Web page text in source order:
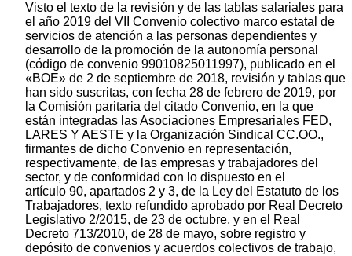
Visto el texto de la revisión y de las tablas salariales para
el año 2019 del VII Convenio colectivo marco estatal de
servicios de atención a las personas dependientes y
desarrollo de la promoción de la autonomía personal
(código de convenio 99010825011997), publicado en el
«BOE» de 2 de septiembre de 2018, revisión y tablas que
han sido suscritas, con fecha 28 de febrero de 2019, por
la Comisión paritaria del citado Convenio, en la que
están integradas las Asociaciones Empresariales FED,
LARES Y AESTE y la Organización Sindical CC.OO.,
firmantes de dicho Convenio en representación,
respectivamente, de las empresas y trabajadores del
sector, y de conformidad con lo dispuesto en el
artículo 90, apartados 2 y 3, de la Ley del Estatuto de los
Trabajadores, texto refundido aprobado por Real Decreto
Legislativo 2/2015, de 23 de octubre, y en el Real
Decreto 713/2010, de 28 de mayo, sobre registro y
depósito de convenios y acuerdos colectivos de trabajo,